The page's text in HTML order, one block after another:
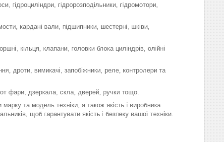
гідроциліндри, гідророзподільники, гідромотори,
кардані вали, підшипники, шестерні, шківи,
кільця, клапани, головки блока циліндрів, олійні
дроти, вимикачі, запобіжники, реле, контролери та
от фари, дзеркала, скла, дверей, ручки тощо.
та модель техніки, а також якість і виробника
щоб гарантувати якість і безпеку вашої техніки.